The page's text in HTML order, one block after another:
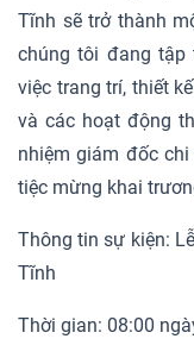
Tĩnh sẽ trở thành
chúng tôi đang tập
việc trang trí, thiết
và các hoạt động
nhiệm giám đốc
tiệc mừng khai
Thông tin sự kiện:
Tĩnh
Thời gian: 08:00